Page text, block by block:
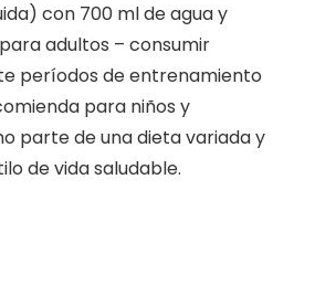
con 700 ml de agua y
adultos – consumir
períodos de entrenamiento
para niños y
parte de una dieta variada y
de vida saludable.